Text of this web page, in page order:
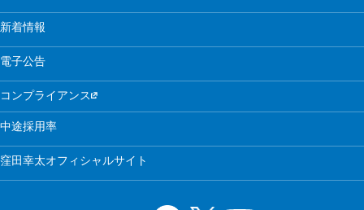
新着情報
電子公告
コンプライアンス
中途採用率
窪田幸太オフィシャルサイト